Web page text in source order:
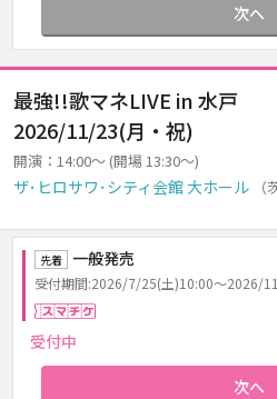
次へ
最強!!歌マネLIVE in 水戸
2026/11/23(月・祝)
開演：14:00～ (開場 13:30～)
ザ･ヒロサワ･シティ会館 大ホール （
先着 一般発売
受付期間:2026/7/25(土)10:00～2026/
受付中
次へ